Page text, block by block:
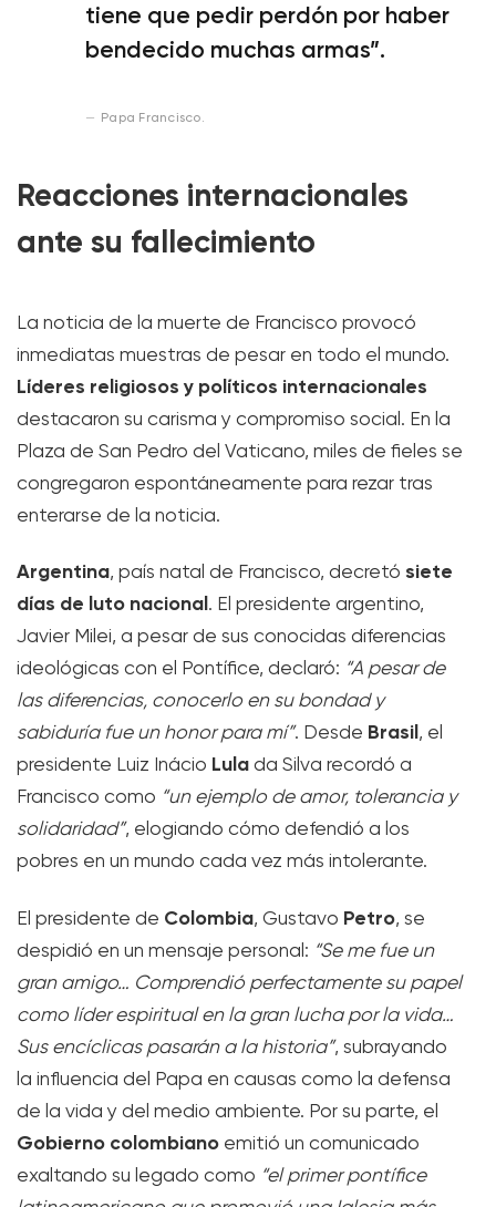
tiene que pedir perdón por haber
bendecido muchas armas”.
Papa Francisco.
Reacciones internacionales
ante su fallecimiento
La noticia de la muerte de Francisco provocó
inmediatas muestras de pesar en todo el mundo.
Líderes religiosos y políticos internacionales
destacaron su carisma y compromiso social. En la
Plaza de San Pedro del Vaticano, miles de fieles se
congregaron espontáneamente para rezar tras
enterarse de la noticia.
Argentina, país natal de Francisco, decretó siete
días de luto nacional. El presidente argentino,
Javier Milei, a pesar de sus conocidas diferencias
ideológicas con el Pontífice, declaró: “A pesar de
las diferencias, conocerlo en su bondad y
sabiduría fue un honor para mí”. Desde Brasil, el
presidente Luiz Inácio Lula da Silva recordó a
Francisco como “un ejemplo de amor, tolerancia y
solidaridad”, elogiando cómo defendió a los
pobres en un mundo cada vez más intolerante.
El presidente de Colombia, Gustavo Petro, se
despidió en un mensaje personal: “Se me fue un
gran amigo… Comprendió perfectamente su papel
como líder espiritual en la gran lucha por la vida…
Sus encíclicas pasarán a la historia”, subrayando
la influencia del Papa en causas como la defensa
de la vida y del medio ambiente. Por su parte, el
Gobierno colombiano emitió un comunicado
exaltando su legado como “el primer pontífice